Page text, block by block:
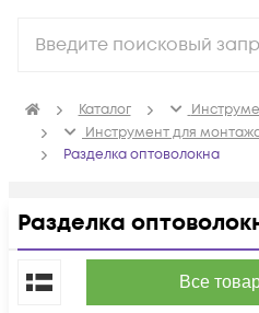
Каталог
Инструмент для
Разделка оптоволокна
Разделка
Все
По популярности